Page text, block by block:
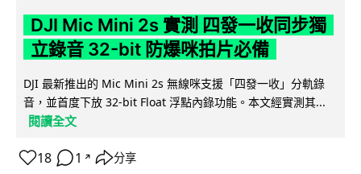
DJI Mic Mini 2s 實測 四發一收同步獨
立錄音 32-bit 防爆咪拍片必備
DJI 最新推出的 Mic Mini 2s 無線咪支援「四發一收」分軌錄
音，並首度下放 32-bit Float 浮點內錄功能。本文經實測其...
閱讀全文
18 1 ↗ 分享